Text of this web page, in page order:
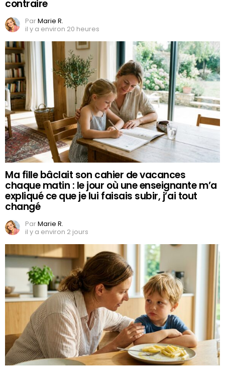
contraire
ParMarie R.
il y a environ 20 heures
Ma fille bâclait son cahier de vacances
chaque matin : le jour où une enseignante m’a
expliqué ce que je lui faisais subir, j’ai tout
changé
ParMarie R.
il y a environ 2 jours